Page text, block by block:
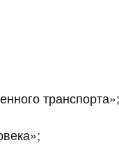
транспорта»;